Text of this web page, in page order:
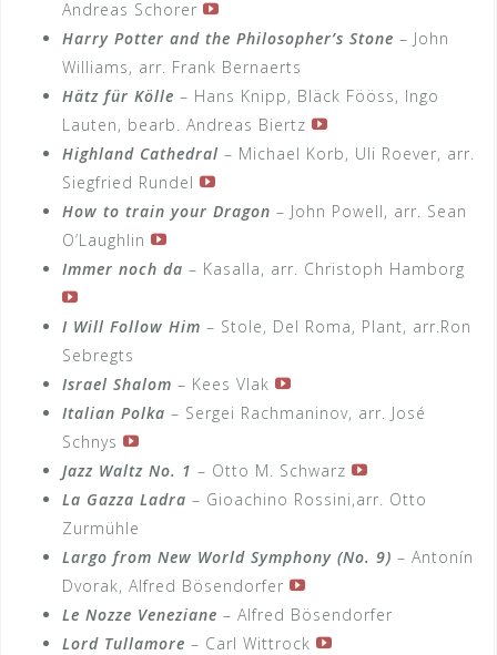
Andreas Schorer
Harry Potter and the Philosopher’s Stone – John
Williams, arr. Frank Bernaerts
Hätz für Kölle – Hans Knipp, Bläck Fööss, Ingo
Lauten, bearb. Andreas Biertz
Highland Cathedral – Michael Korb, Uli Roever, arr.
Siegfried Rundel
How to train your Dragon – John Powell, arr. Sean
O’Laughlin
Immer noch da – Kasalla, arr. Christoph Hamborg
I Will Follow Him – Stole, Del Roma, Plant, arr.Ron
Sebregts
Israel Shalom – Kees Vlak
Italian Polka – Sergei Rachmaninov, arr. José
Schnys
Jazz Waltz No. 1 – Otto M. Schwarz
La Gazza Ladra – Gioachino Rossini,arr. Otto
Zurmühle
Largo from New World Symphony (No. 9) – Antonín
Dvorak, Alfred Bösendorfer
Le Nozze Veneziane – Alfred Bösendorfer
Lord Tullamore – Carl Wittrock